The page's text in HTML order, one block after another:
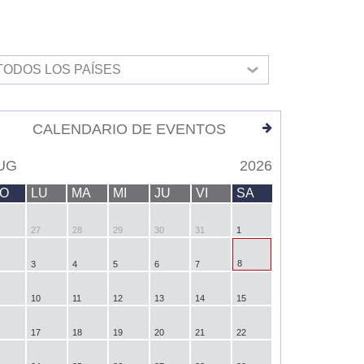
LOS PAÍSES
CALENDARIO DE EVENTOS
2026
LU MA MI JU VI SA
27 28 29 30 31 1
3 4 5 6 7 8
10 11 12 13 14 15
17 18 19 20 21 22